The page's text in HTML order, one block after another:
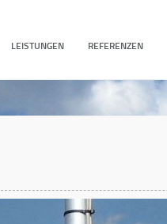
LEISTUNGEN REFERENZEN